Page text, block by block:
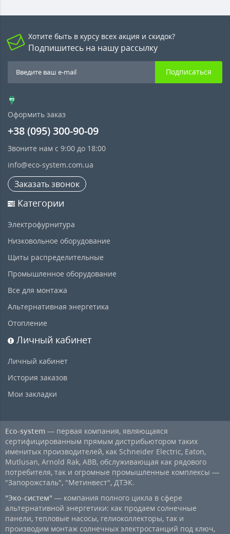
Хотите быть в курсу всех акция и скидок?
Подпишитесь на нашу рассылку
Подписаться
Оформить заказ
+38 (095) 300-90-09
Звоните нам с 9:00 до 18:00
info@eco-system.com.ua
Заказать звонок
Категории
Электрофурнитура
Низковольное оборудование
Щиты распределительные
Промышленное оборудование
Все для монтажа
Альтернативная энергетика
Отопление
Личный кабинет
Личный кабинет
История заказов
Мои закладки
Eco-system — первая компания, являющаяся
сертифицированным прямым дистрибьютором таких
именитых производителей, как Schneider Electric, Eaton,
Mutlusan, Arnold Rak, ABB, обслуживающая как рядового
потребителя, так и огромные промышленные комплексы —
"Запорожсталь", "Метинвест", ДТЭК.
"Эко-систем" — компания полного цикла в сфере
альтернативной энергетики: как продаем солнечные
панели, тепловые насосы, гелиоколлекторы, так и
производим монтаж солнечных электростанций под ключ,